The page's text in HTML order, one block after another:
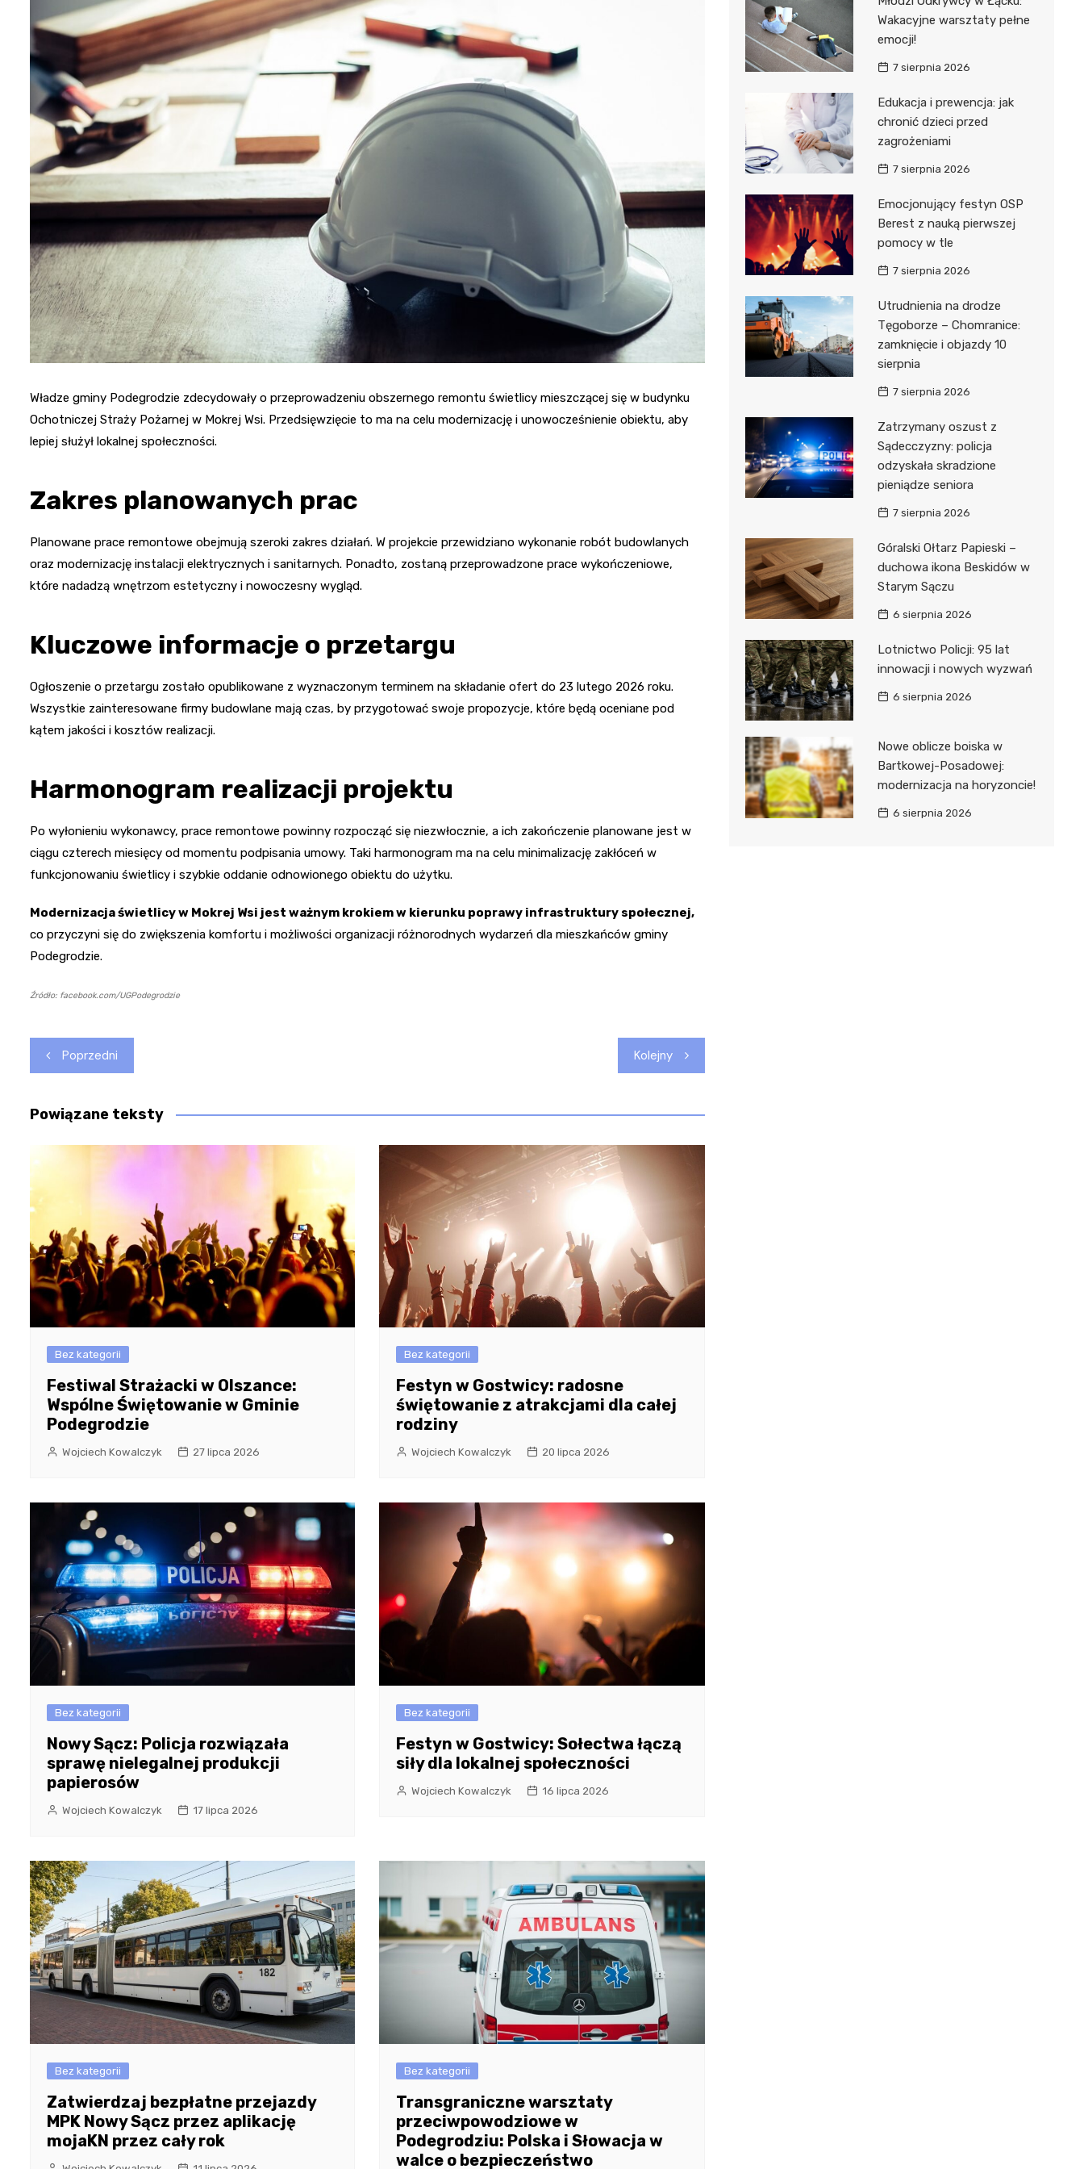
Niepokalanej
Władze gminy Podegrodzie zdecydowały o przeprowadzeniu obszernego remontu świetlicy mieszczącej się w budynku
Ochotniczej Straży Pożarnej w Mokrej Wsi. Przedsięwzięcie to ma na celu modernizację i unowocześnienie obiektu, aby
lepiej służył lokalnej społeczności.
Zakres planowanych prac
Planowane prace remontowe obejmują szeroki zakres działań. W projekcie przewidziano wykonanie robót budowlanych
oraz modernizację instalacji elektrycznych i sanitarnych. Ponadto, zostaną przeprowadzone prace wykończeniowe,
które nadadzą wnętrzom estetyczny i nowoczesny wygląd.
Kluczowe informacje o przetargu
Ogłoszenie o przetargu zostało opublikowane z wyznaczonym terminem na składanie ofert do 23 lutego 2026 roku.
Wszystkie zainteresowane firmy budowlane mają czas, by przygotować swoje propozycje, które będą oceniane pod
kątem jakości i kosztów realizacji.
Harmonogram realizacji projektu
Po wyłonieniu wykonawcy, prace remontowe powinny rozpocząć się niezwłocznie, a ich zakończenie planowane jest w
ciągu czterech miesięcy od momentu podpisania umowy. Taki harmonogram ma na celu minimalizację zakłóceń w
funkcjonowaniu świetlicy i szybkie oddanie odnowionego obiektu do użytku.
Modernizacja świetlicy w Mokrej Wsi jest ważnym krokiem w kierunku poprawy infrastruktury społecznej,
co przyczyni się do zwiększenia komfortu i możliwości organizacji różnorodnych wydarzeń dla mieszkańców gminy
Podegrodzie.
Źródło: facebook.com/UGPodegrodzie
Nawigacja
wpisu
Poprzedni Kolejny
Powiązane teksty
Bez kategorii
Festiwal Strażacki w Olszance:
Wspólne Świętowanie w Gminie
Podegrodzie
Wojciech Kowalczyk 27 lipca 2026
Bez kategorii
Festyn w Gostwicy: radosne
świętowanie z atrakcjami dla całej
rodziny
Wojciech Kowalczyk 20 lipca 2026
Bez kategorii
Nowy Sącz: Policja rozwiązała
sprawę nielegalnej produkcji
papierosów
Wojciech Kowalczyk 17 lipca 2026
Bez kategorii
Festyn w Gostwicy: Sołectwa łączą
siły dla lokalnej społeczności
Wojciech Kowalczyk 16 lipca 2026
Bez kategorii
Zatwierdzaj bezpłatne przejazdy
MPK Nowy Sącz przez aplikację
mojaKN przez cały rok
Bez kategorii
Transgraniczne warsztaty
przeciwpowodziowe w
Podegrodziu: Polska i Słowacja w
walce o bezpieczeństwo
Wakacyjne warsztaty pełne
emocji!
7 sierpnia 2026
Edukacja i prewencja: jak
chronić dzieci przed
zagrożeniami
7 sierpnia 2026
Emocjonujący festyn OSP
Berest z nauką pierwszej
pomocy w tle
7 sierpnia 2026
Utrudnienia na drodze
Tęgoborze – Chomranice:
zamknięcie i objazdy 10
sierpnia
7 sierpnia 2026
Zatrzymany oszust z
Sądecczyzny: policja
odzyskała skradzione
pieniądze seniora
7 sierpnia 2026
Góralski Ołtarz Papieski –
duchowa ikona Beskidów w
Starym Sączu
6 sierpnia 2026
Lotnictwo Policji: 95 lat
innowacji i nowych wyzwań
6 sierpnia 2026
Nowe oblicze boiska w
Bartkowej-Posadowej:
modernizacja na horyzoncie!
6 sierpnia 2026